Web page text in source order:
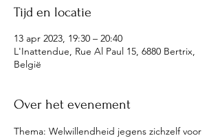
Tijd en locatie
13 apr 2023, 19:30 – 20:40
L'Inattendue, Rue Al Paul 15, 6880 Bertrix,
België
Over het evenement
Thema: Welwillendheid jegens zichzelf voor